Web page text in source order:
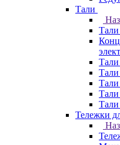
Тали
Тали
Тали
Тали
Тележки